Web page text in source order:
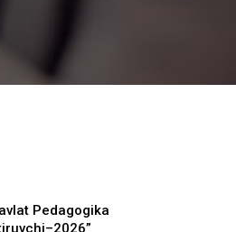
Pedagogika